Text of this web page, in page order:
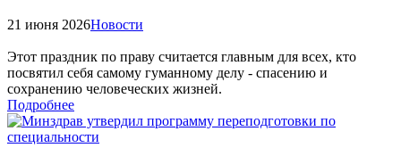
21 июня 2026Новости
Этот праздник по праву считается главным для всех, кто
посвятил себя самому гуманному делу - спасению и
сохранению человеческих жизней.
Подробнее